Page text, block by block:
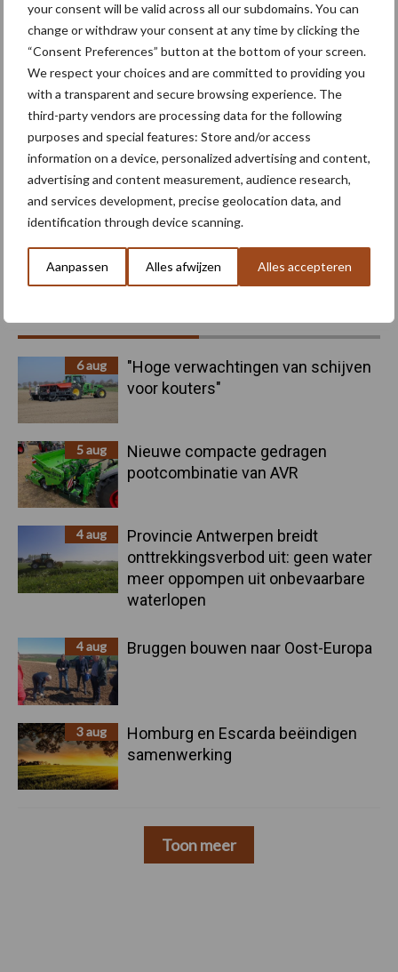
your consent will be valid across all our subdomains. You can
change or withdraw your consent at any time by clicking the
“Consent Preferences” button at the bottom of your screen.
We respect your choices and are committed to providing you
with a transparent and secure browsing experience. The
third-party vendors are processing data for the following
purposes and special features: Store and/or access
information on a device, personalized advertising and content,
advertising and content measurement, audience research,
and services development, precise geolocation data, and
identification through device scanning.
Aanpassen Alles afwijzen Alles accepteren
Sidebar
6 aug
"Hoge verwachtingen van schijven
voor kouters"
5 aug
Nieuwe compacte gedragen
pootcombinatie van AVR
4 aug
Provincie Antwerpen breidt
onttrekkingsverbod uit: geen water
meer oppompen uit onbevaarbare
waterlopen
4 aug Bruggen bouwen naar Oost-Europa
3 aug
Homburg en Escarda beëindigen
samenwerking
Toon meer
Maak uw keuze
Machines Duurzaamheid
Toon meer